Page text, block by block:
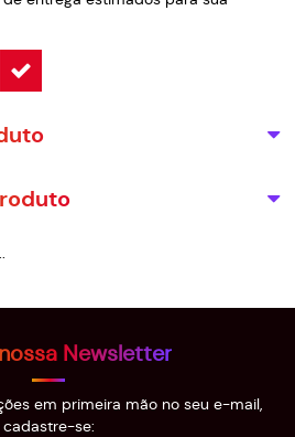
Newsletter
em primeira mão no seu e-mail,
cadastre-se: